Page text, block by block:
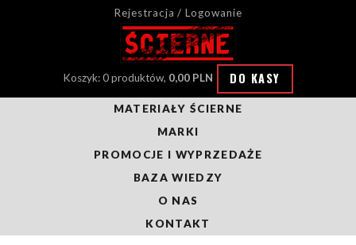
Rejestracja / Logowanie
Koszyk: 0 produktów, 0,00 PLN DO KASY
MATERIAŁY ŚCIERNE
MARKI
PROMOCJE I WYPRZEDAŻE
BAZA WIEDZY
O NAS
KONTAKT